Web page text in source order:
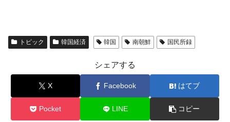
トピック 韓国経済 韓国 南朝鮮 国民所録
シェアする
X Facebook はてブ
Pocket LINE コピー